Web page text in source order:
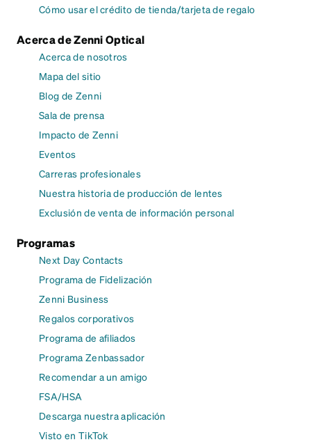
Cómo usar el crédito de tienda/tarjeta de regalo
Acerca de Zenni Optical
Acerca de nosotros
Mapa del sitio
Blog de Zenni
Sala de prensa
Impacto de Zenni
Eventos
Carreras profesionales
Nuestra historia de producción de lentes
Exclusión de venta de información personal
Programas
Next Day Contacts
Programa de Fidelización
Zenni Business
Regalos corporativos
Programa de afiliados
Programa Zenbassador
Recomendar a un amigo
FSA/HSA
Descarga nuestra aplicación
Visto en TikTok